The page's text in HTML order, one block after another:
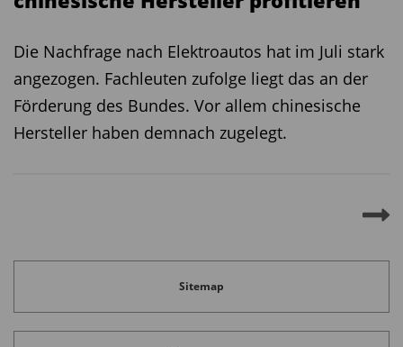
Die Nachfrage nach Elektroautos hat im Juli stark
angezogen. Fachleuten zufolge liegt das an der
Förderung des Bundes. Vor allem chinesische
Hersteller haben demnach zugelegt.
Sitemap